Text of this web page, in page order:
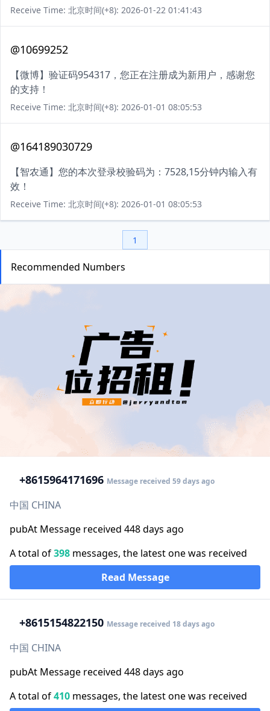
Receive Time: 北京时间(+8): 2026-01-22 01:41:43
@10699252
【微博】验证码954317，您正在注册成为新用户，感谢您
的支持！
Receive Time: 北京时间(+8): 2026-01-01 08:05:53
@164189030729
【智农通】您的本次登录校验码为：7528,15分钟内输入有
效！
Receive Time: 北京时间(+8): 2026-01-01 08:05:53
1
Recommended Numbers
+8615964171696 Message received 59 days ago
中国 CHINA
pubAt Message received 448 days ago
A total of398 messages, the latest one was received
Read Message
+8615154822150 Message received 18 days ago
中国 CHINA
pubAt Message received 448 days ago
A total of410 messages, the latest one was received